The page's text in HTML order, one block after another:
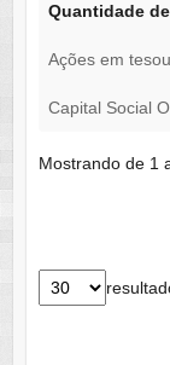
Quantidade
Ações em
Capital Social
Mostrando de 1